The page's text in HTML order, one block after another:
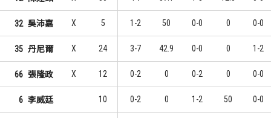
2 陳又瑋 6
3 5
2 陳又瑋 4
2 4
32 吳沛嘉 X 5 1-2 50 0-0 0 0-0
35 丹尼爾 X 24 3-7 42.9 0-0 0 1-2
66 張隆政 X 12 0-2 0 0-2 0 0-0
6 李威廷 10 0-2 0 1-2 50 0-0